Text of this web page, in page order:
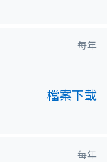
每年
檔案下載
每年